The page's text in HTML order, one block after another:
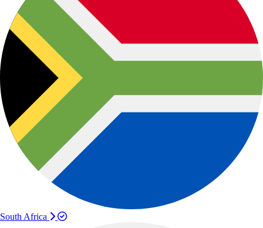
South Africa